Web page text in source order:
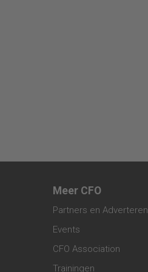
Meer CFO
Partners en Adverteren
Events
CFO Association
Trainingen